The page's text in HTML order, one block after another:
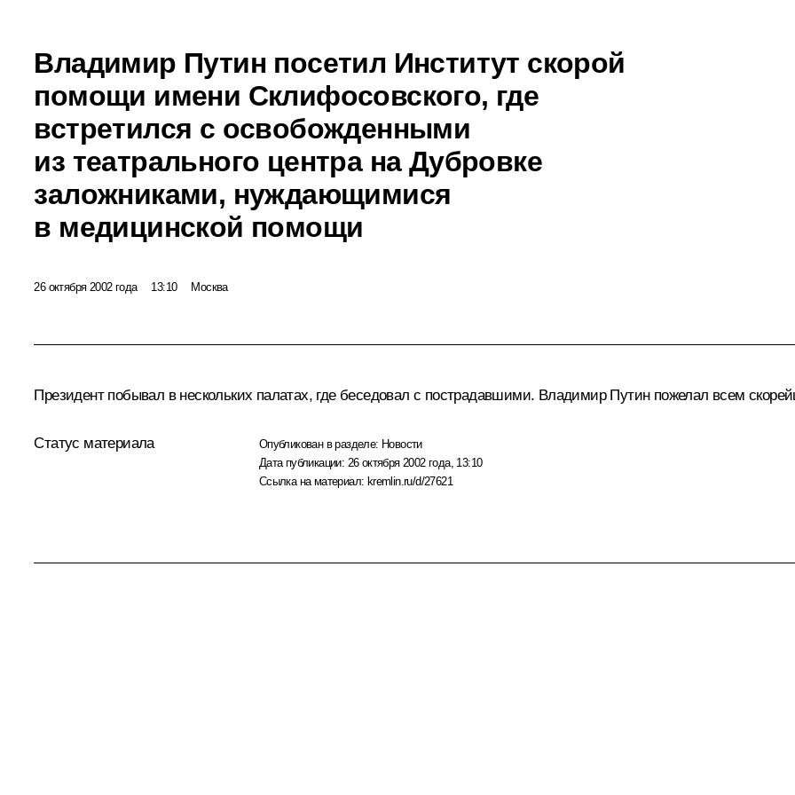
Владимир Путин посетил Институт скорой
помощи имени Склифосовского, где
встретился с освобожденными
из театрального центра на Дубровке
заложниками, нуждающимися
в медицинской помощи
26 октября 2002 года 13:10 Москва
Президент побывал в нескольких палатах, где беседовал с пострадавшими. Владимир Путин пожелал всем
Статус материала Опубликован в разделе: Новости
Дата публикации: 26 октября 2002 года, 13:10
Ссылка на материал: kremlin.ru/d/27621